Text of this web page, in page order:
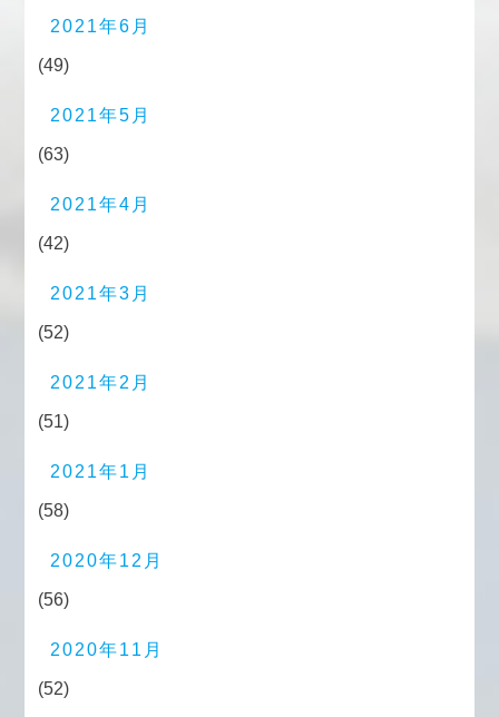
2021年6月
(49)
2021年5月
(63)
2021年4月
(42)
2021年3月
(52)
2021年2月
(51)
2021年1月
(58)
2020年12月
(56)
2020年11月
(52)